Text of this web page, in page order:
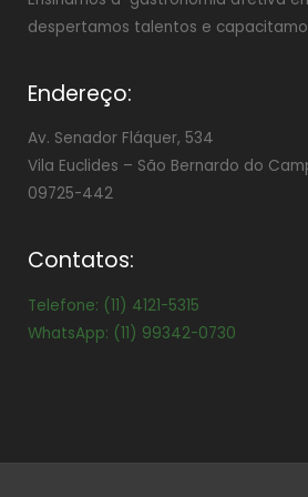
despertamos talentos e
Endereço:
Av. Senador Fláquer, 534
Vila Euclides – São Bernardo do
09725-442
Contatos:
Telefone: (11) 4121-5315
WhatsApp: (11) 99342-0730